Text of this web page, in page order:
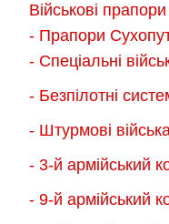
можна
вибрати
товару
Військові прапори
- Прапори
- Спеціальні
- Безпілотні
- Штурмові
- 3-й армійський
- 9-й армійський